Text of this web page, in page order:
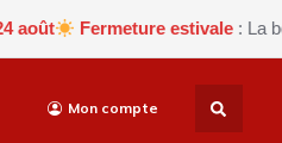
Fermeture estivale: La
Mon compte